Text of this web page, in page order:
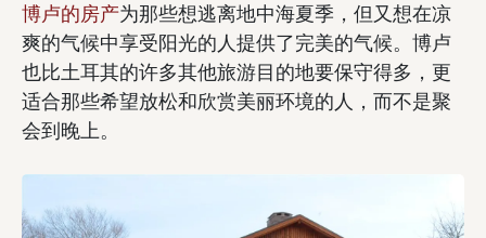
博卢的房产为那些想逃离地中海夏季，但又想在凉
爽的气候中享受阳光的人提供了完美的气候。博卢
也比土耳其的许多其他旅游目的地要保守得多，更
适合那些希望放松和欣赏美丽环境的人，而不是聚
会到晚上。